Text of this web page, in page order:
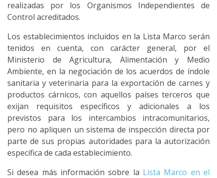
realizadas por los Organismos Independientes de
Control acreditados.
Los establecimientos incluidos en la Lista Marco serán
tenidos en cuenta, con carácter general, por el
Ministerio de Agricultura, Alimentación y Medio
Ambiente, en la negociación de los acuerdos de índole
sanitaria y veterinaria para la exportación de carnes y
productos cárnicos, con aquellos países terceros que
exijan requisitos específicos y adicionales a los
previstos para los intercambios intracomunitarios,
pero no apliquen un sistema de inspección directa por
parte de sus propias autoridades para la autorización
específica de cada establecimiento.
Si desea más información sobre la Lista Marco en el